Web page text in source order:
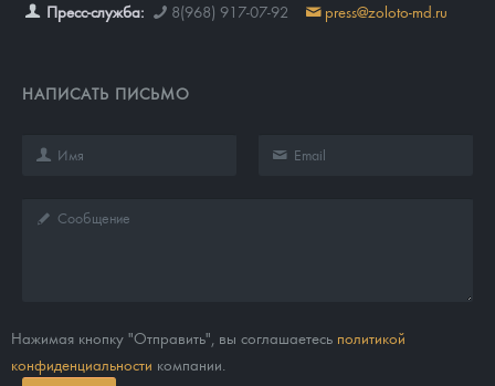
Пресс-служба: 8(968) 917-07-92 press@zoloto-md.ru
НАПИСАТЬ ПИСЬМО
Нажимая кнопку "Отправить", вы соглашаетесь политикой
конфиденциальности компании.